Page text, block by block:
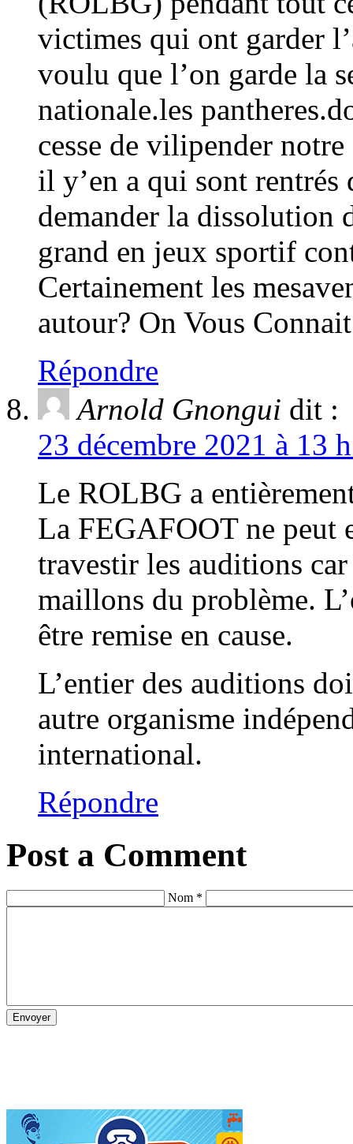
victimes qui ont garder
voulu que l’on garde la
nationale.les
cesse de vilipender
il y’en a qui sont rentrés
demander la dissolution
grand en jeux sportif
Certainement les
autour? On Vous
Répondre
Arnold Gnongui dit :
23 décembre 2021 à 13
Le ROLBG a
La FEGAFOOT ne peut
travestir les auditions
maillons du problème.
être remise en cause.
L’entier des auditions
autre organisme
international.
Répondre
Post a Comment
Nom *